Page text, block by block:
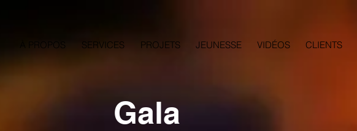
À PROPOS SERVICES PROJETS JEUNESSE VIDÉOS CLIENTS
Gala